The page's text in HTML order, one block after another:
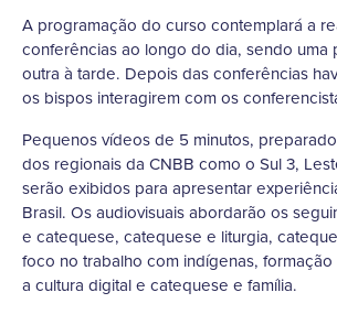
A programação do curso contemplará a
conferências ao longo do dia, sendo uma
outra à tarde. Depois das conferências
os bispos interagirem com os
Pequenos vídeos de 5 minutos,
dos regionais da CNBB como o Sul 3,
serão exibidos para apresentar
Brasil. Os audiovisuais abordarão os
e catequese, catequese e liturgia,
foco no trabalho com indígenas,
a cultura digital e catequese e família.